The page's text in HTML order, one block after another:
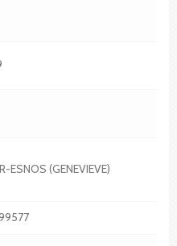
ESNOS (GENEVIEVE)